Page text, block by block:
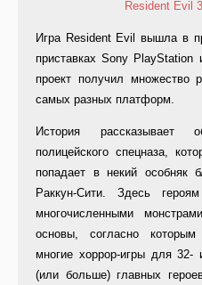
Resident Evil
Игра Resident Evil вышла в
приставках Sony
проект получил множество
самых разных платформ.
История рассказывает
полицейского спецназа,
попадает в некий особняк
Раккун-Сити. Здесь
многочисленными
основы, согласно которым
многие хоррор-игры для
(или больше) главных